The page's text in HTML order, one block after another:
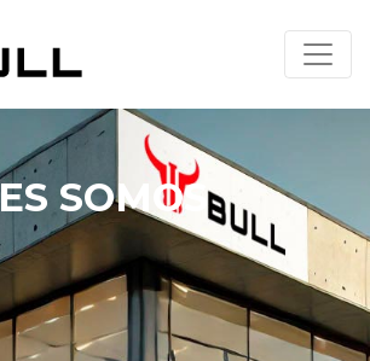
SOMOS